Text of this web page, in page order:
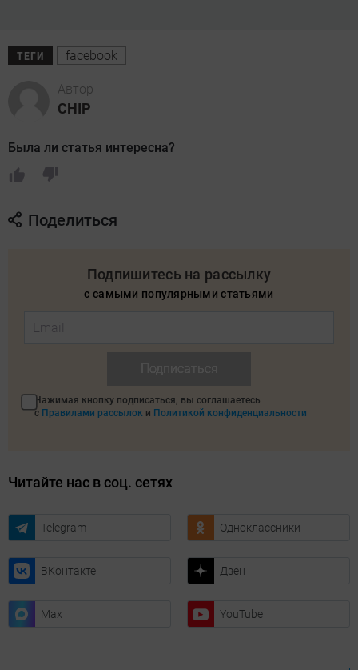
ТЕГИ facebook
Автор
CHIP
Была ли статья интересна?
Поделиться
Подпишитесь на рассылку
с самыми популярными статьями
Нажимая кнопку подписаться, вы соглашаетесь
с Правилами рассылок и Политикой конфиденциальности
Читайте нас в соц. сетях
Telegram Одноклассники
ВКонтакте Дзен
Max YouTube